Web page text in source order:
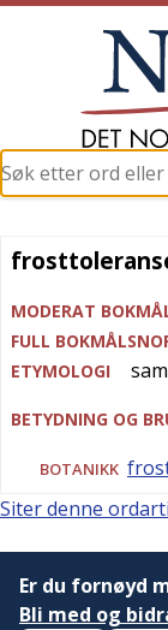
MODERAT
FULL
ETYMOLOGI
BETYDNING OG
BOTANIKK
Siter denne
Er du fornøyd
Bli med og